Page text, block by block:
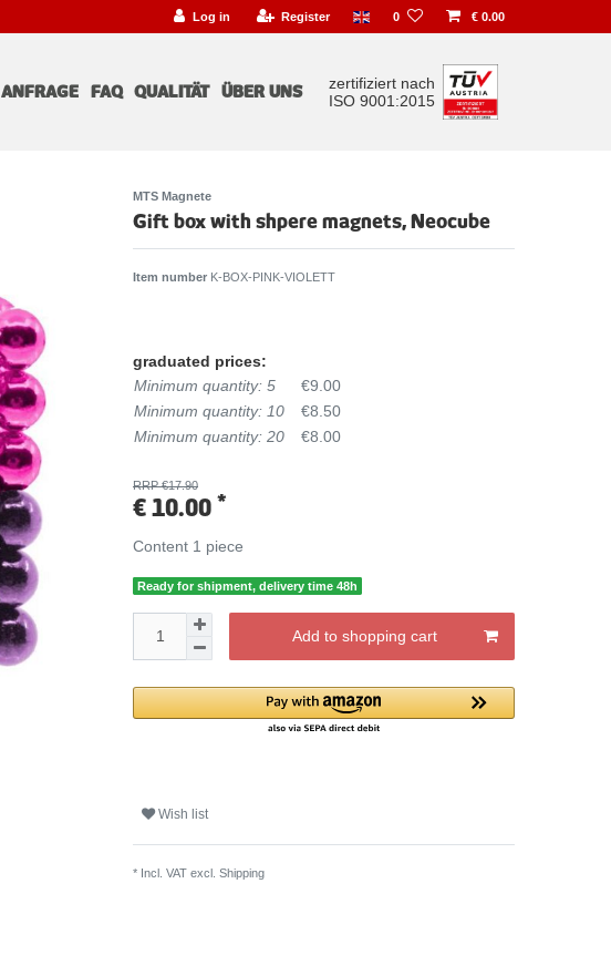
Log in Register 0 € 0.00
ANFRAGE FAQ QUALITÄT ÜBER UNS
zertifiziert nach
ISO 9001:2015
MTS Magnete
Gift box with shpere magnets, Neocube
Item number K-BOX-PINK-VIOLETT
graduated prices:
Minimum quantity: 5
€9.00
Minimum quantity: 10
€8.50
Minimum quantity: 20
€8.00
RRP €17.90
€ 10.00 *
Content 1 piece
Ready for shipment, delivery time 48h
Add to shopping cart
Wish list
* Incl. VAT excl. Shipping